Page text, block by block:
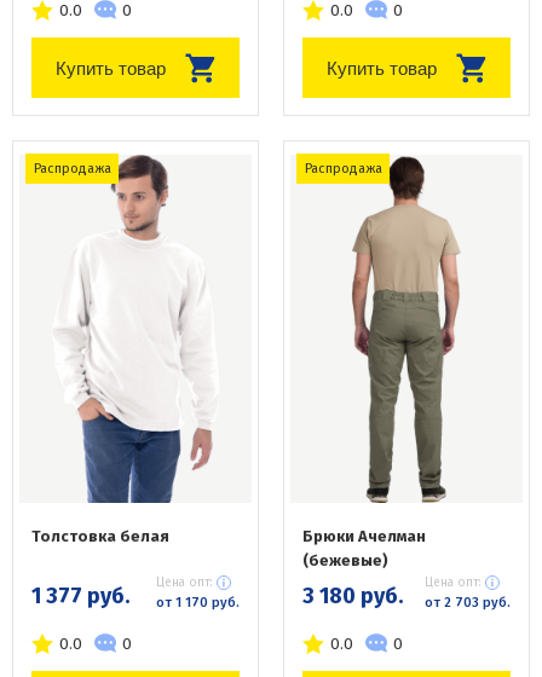
0.0 0
Купить товар
0.0 0
Купить товар
Распродажа
Толстовка белая
1 377 руб. Цена опт:
от 1 170 руб.
0.0 0
Распродажа
Брюки Ачелман
(бежевые)
3 180 руб. Цена опт:
от 2 703 руб.
0.0 0